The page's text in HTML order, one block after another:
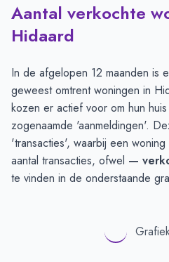
Aantal verkochte
Hidaard
In de afgelopen 12 maanden is
geweest omtrent woningen in
kozen er actief voor om hun
zogenaamde 'aanmeldingen'.
'transacties', waarbij een
aantal transacties, ofwel —
te vinden in de onderstaande